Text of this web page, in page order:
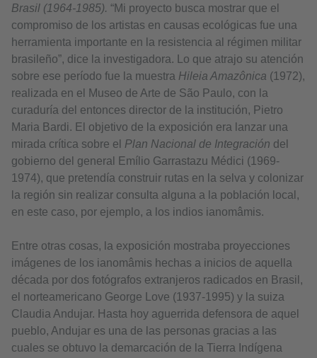
Brasil (1964-1985). “Mi proyecto busca mostrar que el
compromiso de los artistas en causas ecológicas fue una
herramienta importante en la resistencia al régimen militar
brasileño”, dice la investigadora. Lo que atrajo su atención
sobre ese período fue la muestra Hileia Amazônica (1972),
realizada en el Museo de Arte de São Paulo, con la
curaduría del entonces director de la institución, Pietro
Maria Bardi. El objetivo de la exposición era lanzar una
mirada crítica sobre el Plan Nacional de Integración del
gobierno del general Emílio Garrastazu Médici (1969-
1974), que pretendía construir rutas en la selva y colonizar
la región sin realizar consulta alguna a la población local,
en este caso, por ejemplo, a los indios ianomâmis.
Entre otras cosas, la exposición mostraba proyecciones
imágenes de los ianomâmis hechas a inicios de aquella
década por dos fotógrafos extranjeros radicados en Brasil,
el norteamericano George Love (1937-1995) y la suiza
Claudia Andujar. Hasta hoy aguerrida defensora de aquel
pueblo, Andujar es una de las personas gracias a las
cuales se obtuvo la demarcación de la Tierra Indígena